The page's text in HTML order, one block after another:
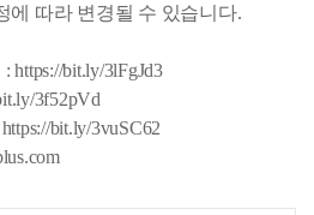
에 따라 변경될 수 있습니다.
bit.ly/3lFgJd3
3f52pVd
bit.ly/3vuSC62